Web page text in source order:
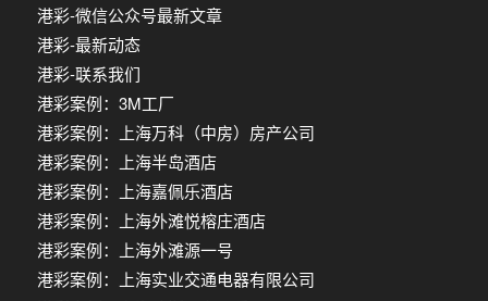
港彩-微信公众号最新文章
港彩-最新动态
港彩-联系我们
港彩案例：3M工厂
港彩案例：上海万科（中房）房产公司
港彩案例：上海半岛酒店
港彩案例：上海嘉佩乐酒店
港彩案例：上海外滩悦榕庄酒店
港彩案例：上海外滩源一号
港彩案例：上海实业交通电器有限公司